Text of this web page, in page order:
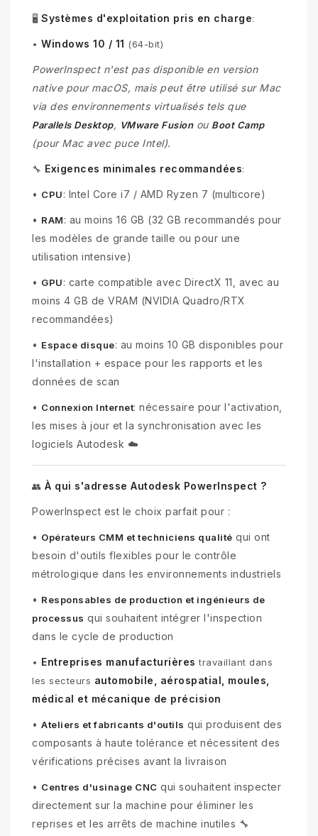
🖥️ Systèmes d'exploitation pris en charge:
• Windows 10 / 11 (64-bit)
PowerInspect n'est pas disponible en version
native pour macOS, mais peut être utilisé sur Mac
via des environnements virtualisés tels que
Parallels Desktop, VMware Fusionou Boot Camp
(pour Mac avec puce Intel).
🔧 Exigences minimales recommandées:
• CPU: Intel Core i7 / AMD Ryzen 7 (multicore)
• RAM: au moins 16 GB (32 GB recommandés pour
les modèles de grande taille ou pour une
utilisation intensive)
• GPU: carte compatible avec DirectX 11, avec au
moins 4 GB de VRAM (NVIDIA Quadro/RTX
recommandées)
• Espace disque: au moins 10 GB disponibles pour
l'installation + espace pour les rapports et les
données de scan
• Connexion Internet: nécessaire pour l'activation,
les mises à jour et la synchronisation avec les
logiciels Autodesk ☁️
👥 À qui s'adresse Autodesk PowerInspect ?
PowerInspect est le choix parfait pour :
• Opérateurs CMM et techniciens qualité qui ont
besoin d'outils flexibles pour le contrôle
métrologique dans les environnements industriels
• Responsables de production et ingénieurs de
processus qui souhaitent intégrer l'inspection
dans le cycle de production
• Entreprises manufacturières travaillant dans
les secteurs automobile, aérospatial, moules,
médical et mécanique de précision
• Ateliers et fabricants d'outils qui produisent des
composants à haute tolérance et nécessitent des
vérifications précises avant la livraison
• Centres d'usinage CNC qui souhaitent inspecter
directement sur la machine pour éliminer les
reprises et les arrêts de machine inutiles 🔧